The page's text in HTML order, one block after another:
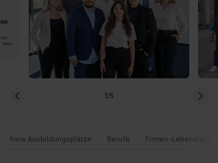
Mehr
1/5
freie Ausbildungsplätze Berufe Firmen-Lebenslauf